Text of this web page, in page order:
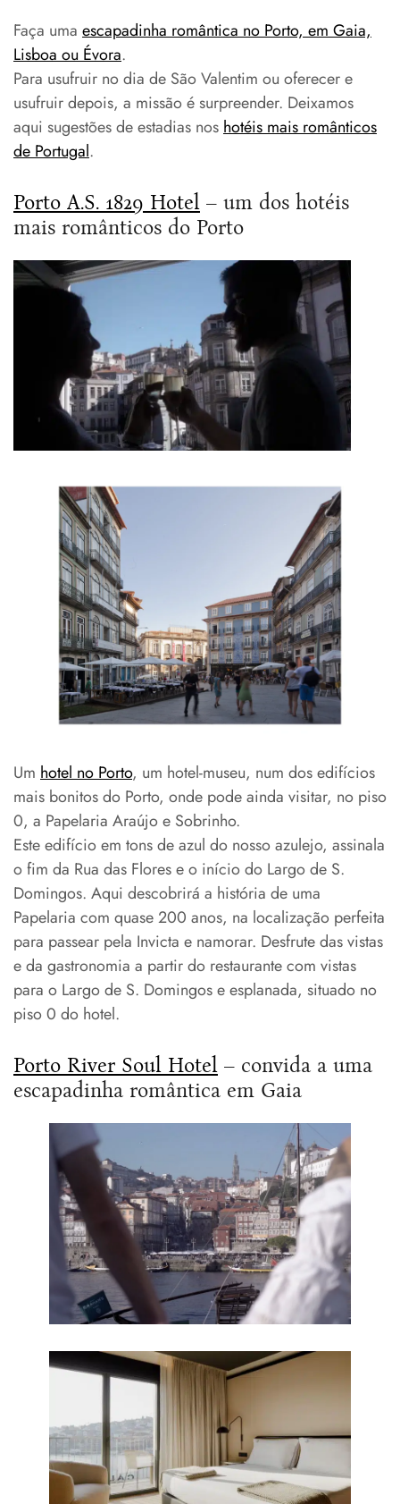
Faça uma escapadinha romântica no Porto, em Gaia,
Lisboa ou Évora.
Para usufruir no dia de São Valentim ou oferecer e
usufruir depois, a missão é surpreender. Deixamos
aqui sugestões de estadias nos hotéis mais românticos
de Portugal.
Porto A.S. 1829 Hotel – um dos hotéis
mais românticos do Porto
Um hotel no Porto, um hotel-museu, num dos edifícios
mais bonitos do Porto, onde pode ainda visitar, no piso
0, a Papelaria Araújo e Sobrinho.
Este edifício em tons de azul do nosso azulejo, assinala
o fim da Rua das Flores e o início do Largo de S.
Domingos. Aqui descobrirá a história de uma
Papelaria com quase 200 anos, na localização perfeita
para passear pela Invicta e namorar. Desfrute das vistas
e da gastronomia a partir do restaurante com vistas
para o Largo de S. Domingos e esplanada, situado no
piso 0 do hotel.
Porto River Soul Hotel – convida a uma
escapadinha romântica em Gaia